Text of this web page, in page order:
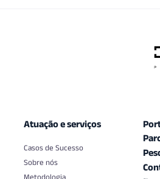
Atuação e serviços
Casos de Sucesso
Sobre nós
Metodologia